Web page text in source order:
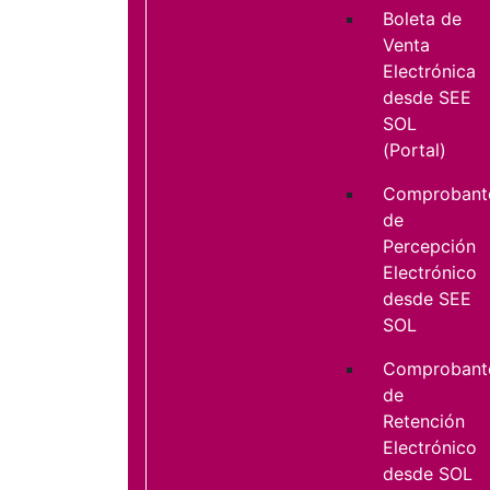
Boleta de
Venta
Electrónica
desde SEE
SOL
(Portal)
de
Percepción
Electrónico
desde SEE
SOL
de
Retención
Electrónico
desde SOL